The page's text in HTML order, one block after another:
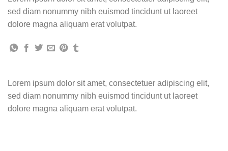
sed diam nonummy nibh euismod tincidunt ut laoreet
dolore magna aliquam erat volutpat.
Lorem ipsum dolor sit amet, consectetuer adipiscing elit,
sed diam nonummy nibh euismod tincidunt ut laoreet
dolore magna aliquam erat volutpat.